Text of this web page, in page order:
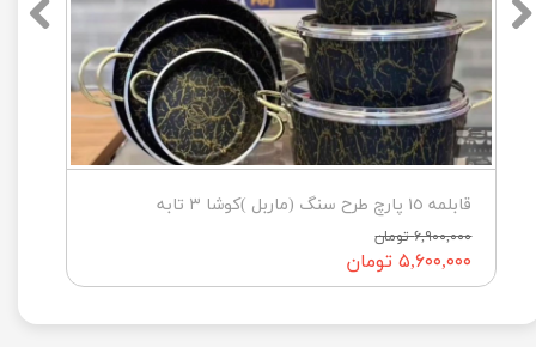
قابلمه ١٥ پارچ طرح سنگ (ماربل )كوشا ٣ تابه
۶,۹۰۰,۰۰۰ تومان
۵,۶۰۰,۰۰۰ تومان